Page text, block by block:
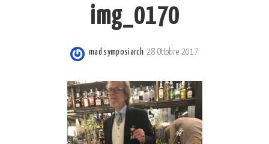
img_0170
Posted
mad symposiarch 28 Ottobre 2017